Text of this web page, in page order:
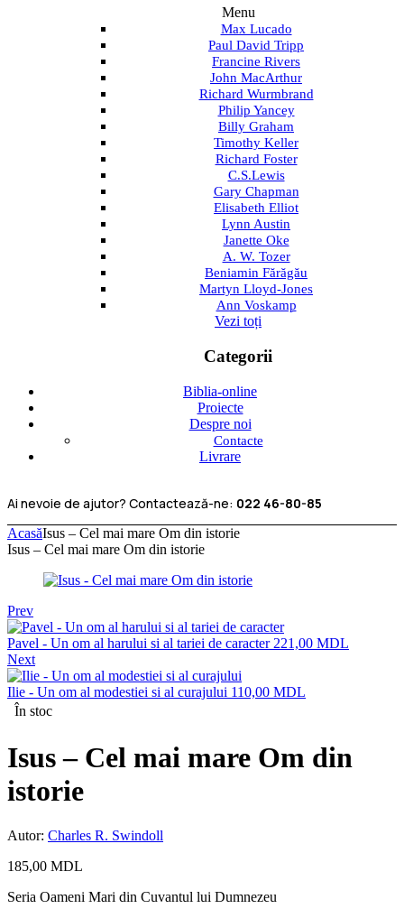
Menu
Max Lucado
Paul David Tripp
Francine Rivers
John MacArthur
Richard Wurmbrand
Philip Yancey
Billy Graham
Timothy Keller
Richard Foster
C.S.Lewis
Gary Chapman
Elisabeth Elliot
Lynn Austin
Janette Oke
A. W. Tozer
Beniamin Fărăgău
Martyn Lloyd-Jones
Ann Voskamp
Vezi toți
Categorii
Biblia-online
Proiecte
Despre noi
Contacte
Livrare
Ai nevoie de ajutor? Contactează-ne: 022 46-80-85
AcasăIsus – Cel mai mare Om din istorie
Isus – Cel mai mare Om din istorie
Prev
Pavel - Un om al harului si al tariei de caracter 221,00 MDL
Next
Ilie - Un om al modestiei si al curajului 110,00 MDL
În stoc
Isus – Cel mai mare Om din
istorie
Autor: Charles R. Swindoll
185,00 MDL
Seria Oameni Mari din Cuvantul lui Dumnezeu